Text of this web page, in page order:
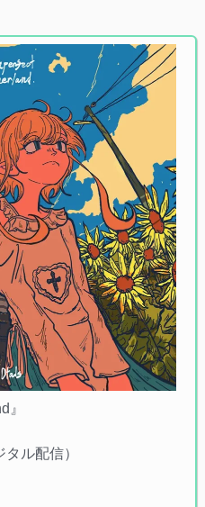
』
ル配信）